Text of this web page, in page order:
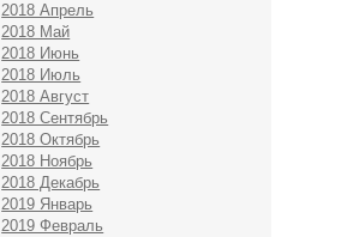
2018 Апрель
2018 Май
2018 Июнь
2018 Июль
2018 Август
2018 Сентябрь
2018 Октябрь
2018 Ноябрь
2018 Декабрь
2019 Январь
2019 Февраль